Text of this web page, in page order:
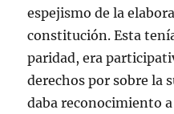
espejismo de la
constitución. Esta
paridad, era
derechos por sobre la
daba reconocimiento